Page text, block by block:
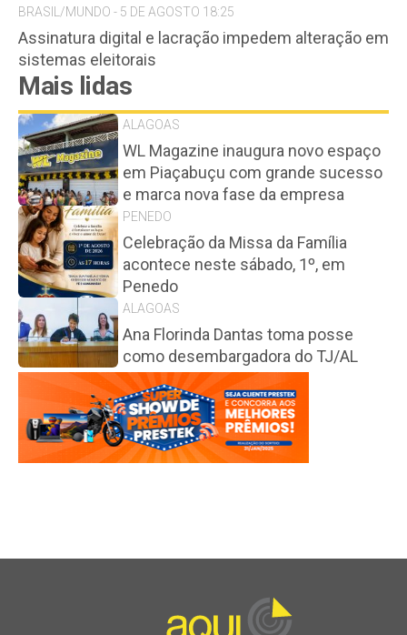
BRASIL/MUNDO - 5 DE AGOSTO 18:25
Assinatura digital e lacração impedem alteração em
sistemas eleitorais
Mais lidas
ALAGOAS
WL Magazine inaugura novo espaço
em Piaçabuçu com grande sucesso
e marca nova fase da empresa
PENEDO
Celebração da Missa da Família
acontece neste sábado, 1º, em
Penedo
ALAGOAS
Ana Florinda Dantas toma posse
como desembargadora do TJ/AL